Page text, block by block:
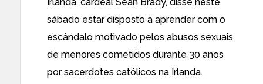
sábado estar disposto a aprender com o
escândalo motivado pelos abusos sexuais
de menores cometidos durante 30 anos
por sacerdotes católicos na Irlanda.